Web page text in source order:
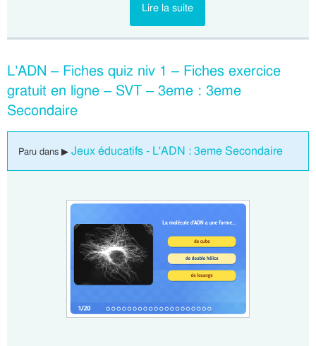
Lire la suite
L’ADN – Fiches quiz niv 1 – Fiches exercice
gratuit en ligne – SVT – 3eme : 3eme
Secondaire
Paru dans ▶ Jeux éducatifs - L'ADN : 3eme Secondaire